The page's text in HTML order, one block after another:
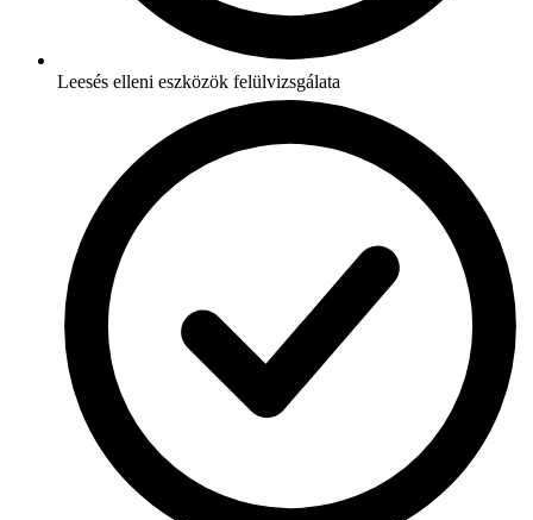
Leesés elleni eszközök felülvizsgálata